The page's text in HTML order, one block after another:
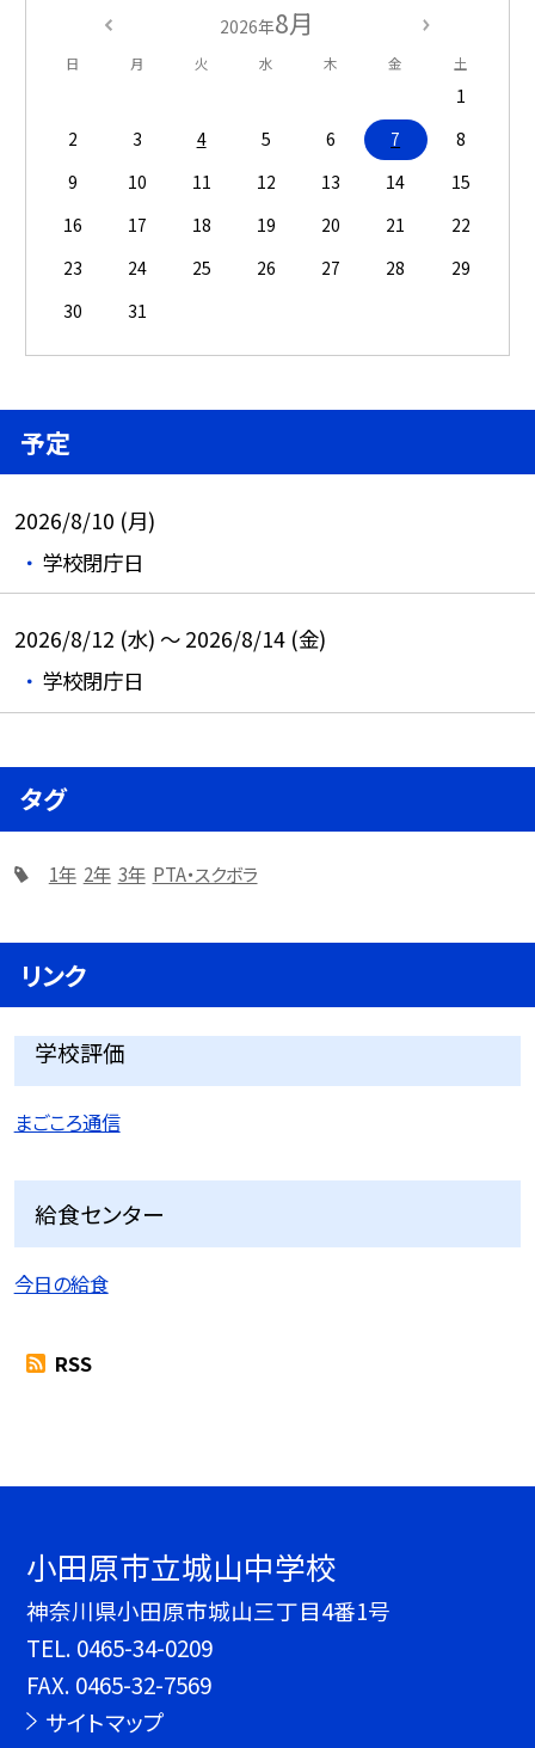
2026年8月
日 月 火 水 木 金 土
1
2
3 4 5 6 7
8
9
10 11 12 13 14
15
16
17 18 19 20 21
22
23
24 25 26 27 28
29
30
31
予定
2026/8/10 (月)
学校閉庁日
2026/8/12 (水) ～ 2026/8/14 (金)
学校閉庁日
タグ
1年 2年 3年 PTA・スクボラ
リンク
学校評価
まごころ通信
給食センター
今日の給食
RSS
小田原市立城山中学校
神奈川県小田原市城山三丁目4番1号
TEL. 0465-34-0209
FAX. 0465-32-7569
サイトマップ